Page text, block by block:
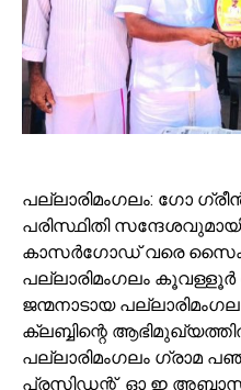
പല്ലാരിമംഗലം: ഗോ
പരിസ്ഥിതി
കാസർഗോഡ് വരെ
പല്ലാരിമംഗലം
ജന്മനാടായ
ക്ലബ്ബിന്റെ
പല്ലാരിമംഗലം ഗ്രാമ
പ്രസിഡന്റ് ഓ ഇ